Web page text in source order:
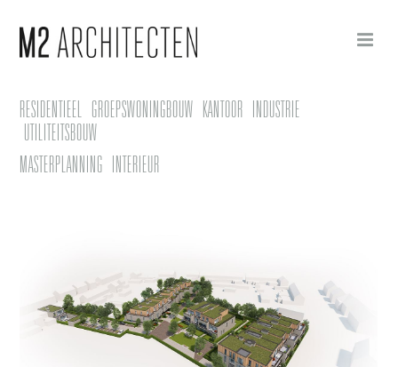
RESIDENTIEEL GROEPSWONINGBOUW KANTOOR INDUSTRIE
UTILITEITSBOUW
MASTERPLANNING INTERIEUR